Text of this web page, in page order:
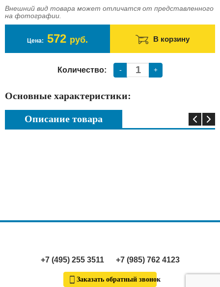
Внешний вид товара может отличатся от представленного
на фотографии.
Цена: 572 руб. В корзину
Количество: - +
Основные характеристики:
Описание товара
+7 (495) 255 3511 +7 (985) 762 4123
Заказать обратный звонок